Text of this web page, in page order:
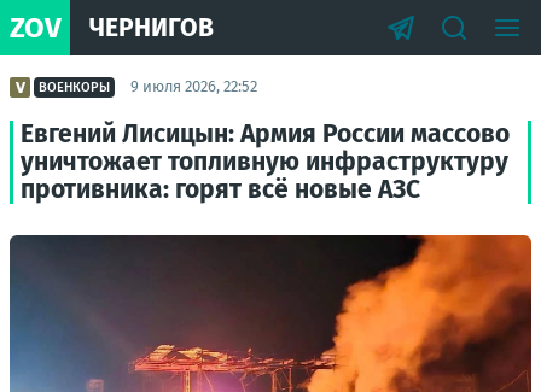
ZOV ЧЕРНИГОВ
ВОЕНКОРЫ 9 июля 2026, 22:52
Евгений Лисицын: Армия России массово
уничтожает топливную инфраструктуру
противника: горят всё новые АЗС